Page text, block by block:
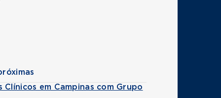
Clínicos em Campinas com Grupo